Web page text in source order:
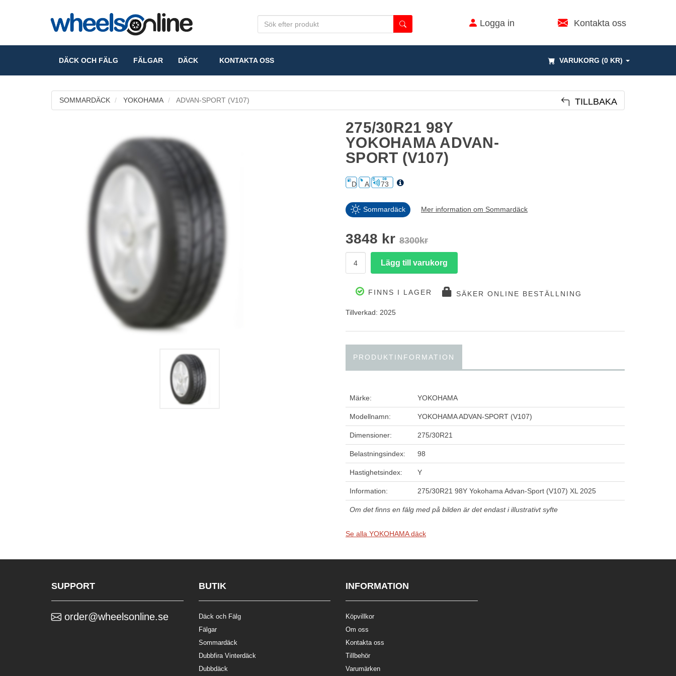
Logga in Kontakta oss
VARUKORG (0 KR)
DÄCK OCH FÄLG FÄLGAR DÄCK KONTAKTA OSS
SOMMARDÄCK YOKOHAMA ADVAN-SPORT (V107) TILLBAKA
275/30R21 98Y
YOKOHAMA ADVAN-
SPORT (V107)
D A 73
Sommardäck Mer information om Sommardäck
3848 kr 8300kr
FINNS I LAGER SÄKER ONLINE BESTÄLLNING
Tillverkad: 2025
PRODUKTINFORMATION
Märke: YOKOHAMA
Modellnamn: YOKOHAMA ADVAN-SPORT (V107)
Dimensioner: 275/30R21
Belastningsindex: 98
Hastighetsindex: Y
Information: 275/30R21 98Y Yokohama Advan-Sport (V107) XL 2025
Om det finns en fälg med på bilden är det endast i illustrativt syfte
Se alla YOKOHAMA däck
SUPPORT
order@wheelsonline.se
BUTIK
Däck och Fälg
Fälgar
Sommardäck
Dubbfira Vinterdäck
Dubbdäck
INFORMATION
Köpvillkor
Om oss
Kontakta oss
Tillbehör
Varumärken